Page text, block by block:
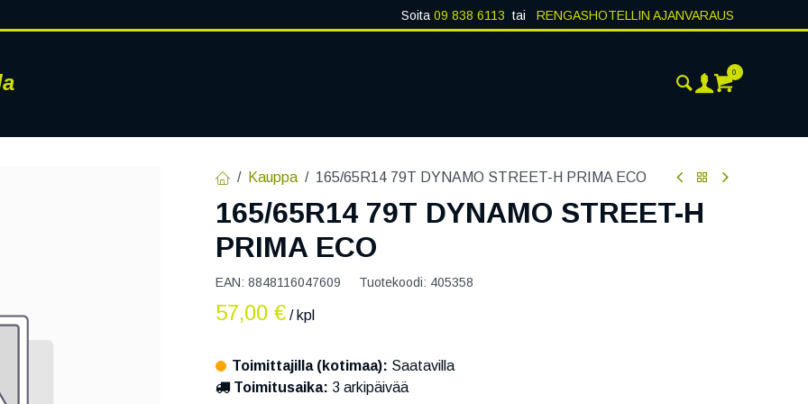
Soita 09 838 6113 tai RENGASHOTELLIN AJANVARAUS
RENKAAT
0
Kauppa 165/65R14 79T DYNAMO STREET-H PRIMA ECO
165/65R14 79T DYNAMO STREET-H
PRIMA ECO
EAN: 8848116047609 Tuotekoodi: 405358
57,00 € / kpl
Toimittajilla (kotimaa): Saatavilla
Toimitusaika: 3 arkipäivää